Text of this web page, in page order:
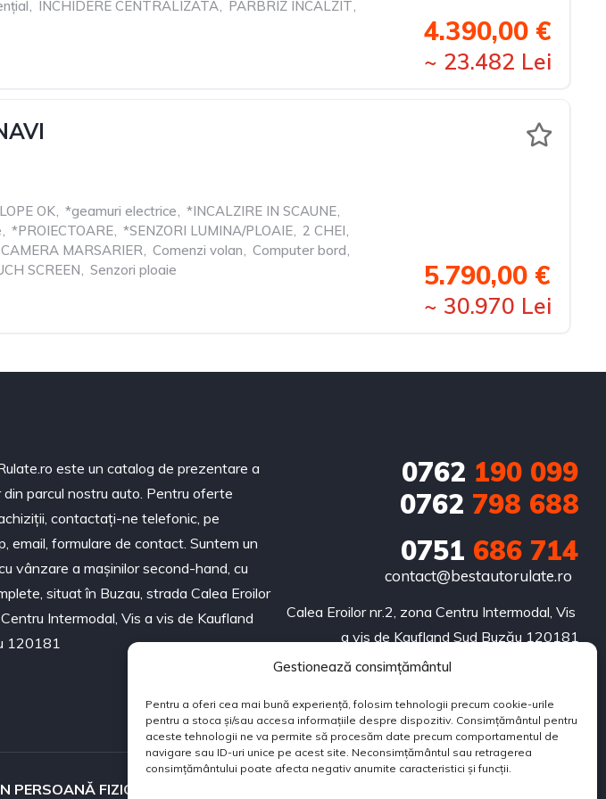
Gestionează consimțământul
Pentru a oferi cea mai bună experiență, folosim tehnologii precum cookie-urile
pentru a stoca și/sau accesa informațiile despre dispozitiv. Consimțământul pentru
aceste tehnologii ne va permite să procesăm date precum comportamentul de
navigare sau ID-uri unice pe acest site. Neconsimțământul sau retragerea
consimțământului poate afecta negativ anumite caracteristici și funcții.
, INCHIDERE CENTRALIZATA, PARBRIZ INCALZIT,
4.390,00 €
~ 23.482 Lei
OK, *geamuri electrice, *INCALZIRE IN SCAUNE,
, *PROIECTOARE, *SENZORI LUMINA/PLOAIE, 2 CHEI,
CAMERA MARSARIER, Comenzi volan, Computer bord,
SCREEN, Senzori ploaie 5.790,00 €
~ 30.970 Lei
este un catalog de prezentare a
din parcul nostru auto. Pentru oferte
contactați-ne telefonic, pe
email, formulare de contact. Suntem un
vânzare a mașinilor second-hand, cu
situat în Buzau, strada Calea Eroilor
Intermodal, Vis a vis de Kaufland
120181
0762 190 099
0762 798 688
0751 686 714
contact@bestautorulate.ro
Calea Eroilor nr.2, zona Centru Intermodal, Vis
a vis de Kaufland Sud Buzău 120181
PERSOANĂ FIZICĂ AUTORIZATĂ